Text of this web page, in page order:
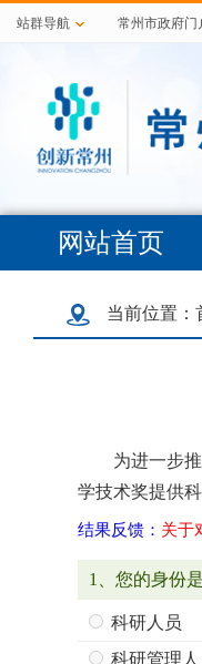
站群导航 常州市政府门
网站首页
当前位置：
为进一步
学技术奖提供
结果反馈： 关于
1、您的身份
科研人员
科研管理人